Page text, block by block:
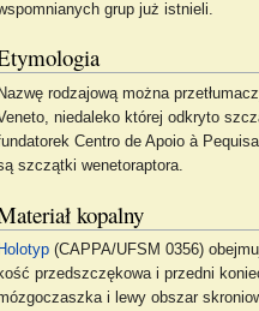
grup już istnieli.
Nazwę rodzajową można
niedaleko której odkryto
Centro de Apoio à
szczątki wenetoraptora.
kopalny
Holotyp(CAPPA/UFSM 0356)
kość przedszczękowa i przedni
i lewy obszar